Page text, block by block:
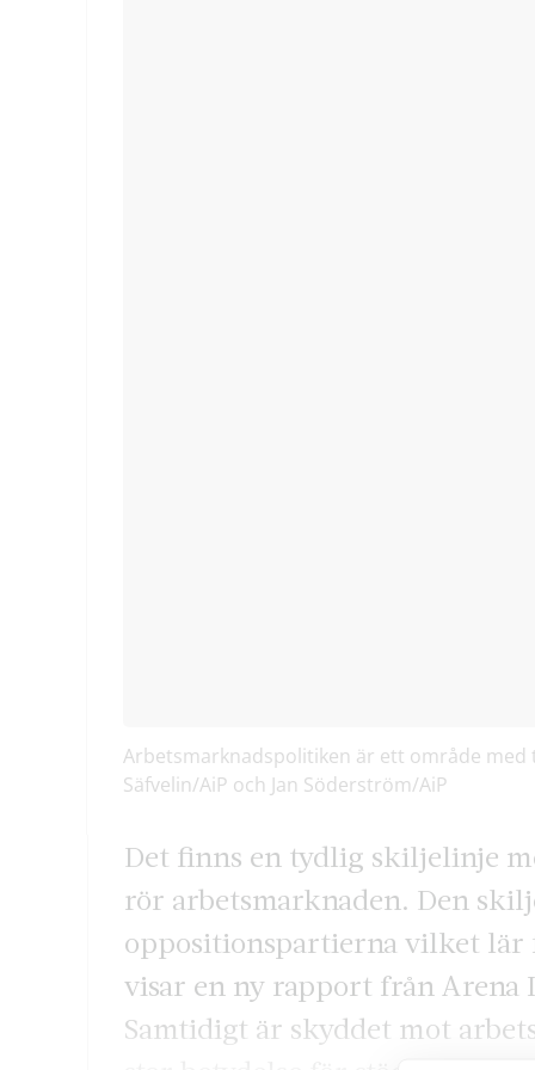
Arbetsmarknadspolitiken är ett område med
Säfvelin/AiP och Jan Söderström/AiP
Det finns en tydlig skiljelinje
rör arbetsmarknaden. Den
oppositionspartierna vilket lär
visar en ny rapport från Arena
Samtidigt är skyddet mot